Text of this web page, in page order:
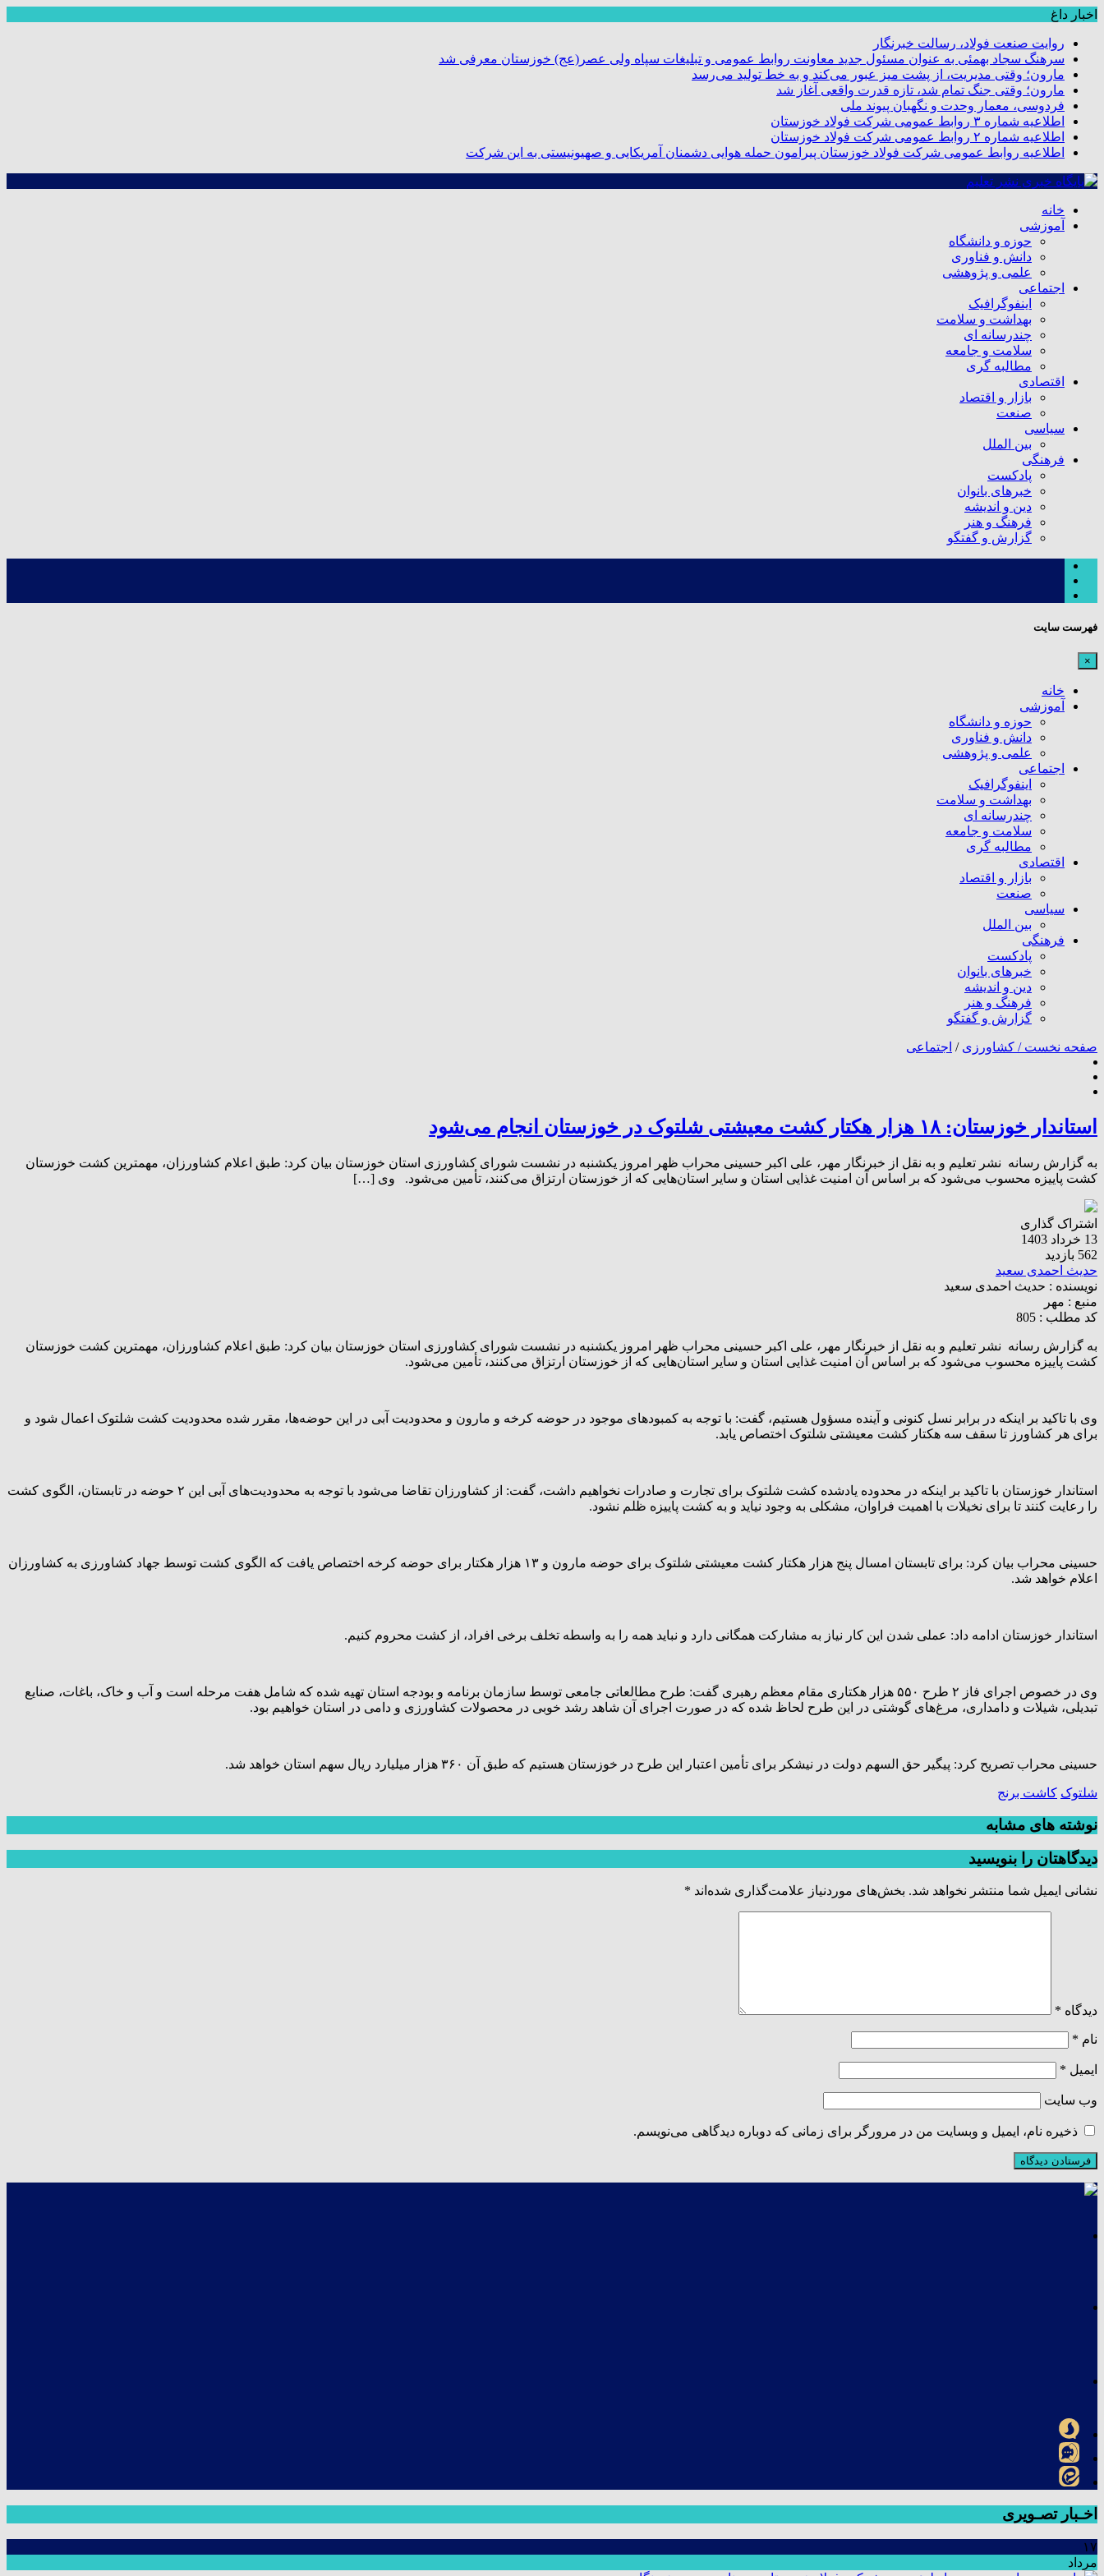
اخبار داغ
روایت صنعت فولاد،‌ رسالت خبرنگار
سرهنگ سجاد بهمئی به عنوان مسئول جدید معاونت روابط عمومی و تبلیغات سپاه ولی عصر(عج) خوزستان معرفی شد
مارون؛ وقتی مدیریت، از پشت میز عبور می‌کند و به خط تولید می‌رسد
مارون؛ وقتی جنگ تمام شد، تازه قدرت واقعی آغاز شد
فردوسی، معمار وحدت و نگهبان پیوند ملی
اطلاعیه شماره ۳ روابط عمومی شرکت فولاد خوزستان
اطلاعیه شماره ۲ روابط عمومی شرکت فولاد خوزستان
اطلاعیه روابط عمومی شرکت فولاد خوزستان پیرامون حمله هوایی دشمنان آمریکایی و صهیونیستی به این شرکت
خانه
آموزشی
حوزه و دانشگاه
دانش و فناوری
علمی و پژوهشی
اجتماعی
اینفوگرافیک
بهداشت و سلامت
چندرسانه ای
سلامت و جامعه
مطالبه گری
اقتصادی
بازار و اقتصاد
صنعت
سیاسی
بین الملل
فرهنگی
پادکست
خبرهای بانوان
دین و اندیشه
فرهنگ و هنر
گزارش و گفتگو
فهرست سایت
×
خانه
آموزشی
حوزه و دانشگاه
دانش و فناوری
علمی و پژوهشی
اجتماعی
اینفوگرافیک
بهداشت و سلامت
چندرسانه ای
سلامت و جامعه
مطالبه گری
اقتصادی
بازار و اقتصاد
صنعت
سیاسی
بین الملل
فرهنگی
پادکست
خبرهای بانوان
دین و اندیشه
فرهنگ و هنر
گزارش و گفتگو
صفحه نخست / کشاورزی / اجتماعی
استاندار خوزستان: ۱۸ هزار هکتار کشت معیشتی شلتوک در خوزستان انجام می‌شود
به گزارش رسانه نشر تعلیم و به نقل از خبرنگار مهر، علی اکبر حسینی محراب ظهر امروز یکشنبه در نشست شورای کشاورزی استان خوزستان بیان کرد: طبق اعلام کشاورزان، مهمترین کشت خوزستان
کشت پاییزه محسوب می‌شود که بر اساس آن امنیت غذایی استان و سایر استان‌هایی که از خوزستان ارتزاق می‌کنند، تأمین می‌شود. وی […]
اشتراک گذاری
13 خرداد 1403
562 بازدید
حدیث احمدی سعید
نویسنده : حدیث احمدی سعید
منبع : مهر
کد مطلب : 805
به گزارش رسانه نشر تعلیم و به نقل از خبرنگار مهر، علی اکبر حسینی محراب ظهر امروز یکشنبه در نشست شورای کشاورزی استان خوزستان بیان کرد: طبق اعلام کشاورزان، مهمترین کشت خوزستان
کشت پاییزه محسوب می‌شود که بر اساس آن امنیت غذایی استان و سایر استان‌هایی که از خوزستان ارتزاق می‌کنند، تأمین می‌شود.
وی با تاکید بر اینکه در برابر نسل کنونی و آینده مسؤول هستیم، گفت: با توجه به کمبودهای موجود در حوضه کرخه و مارون و محدودیت آبی در این حوضه‌ها، مقرر شده محدودیت کشت شلتوک اعمال شود و
برای هر کشاورز تا سقف سه هکتار کشت معیشتی شلتوک اختصاص یابد.
استاندار خوزستان با تاکید بر اینکه در محدوده یادشده کشت شلتوک برای تجارت و صادرات نخواهیم داشت، گفت: از کشاورزان تقاضا می‌شود با توجه به محدودیت‌های آبی این ۲ حوضه در تابستان، الگوی کشت
را رعایت کنند تا برای نخیلات با اهمیت فراوان، مشکلی به وجود نیاید و به کشت پاییزه ظلم نشود.
حسینی محراب بیان کرد: برای تابستان امسال پنج هزار هکتار کشت معیشتی شلتوک برای حوضه مارون و ۱۳ هزار هکتار برای حوضه کرخه اختصاص یافت که الگوی کشت توسط جهاد کشاورزی به کشاورزان
اعلام خواهد شد.
استاندار خوزستان ادامه داد: عملی شدن این کار نیاز به مشارکت همگانی دارد و نباید همه را به واسطه تخلف برخی افراد، از کشت محروم کنیم.
وی در خصوص اجرای فاز ۲ طرح ۵۵۰ هزار هکتاری مقام معظم رهبری گفت: طرح مطالعاتی جامعی توسط سازمان برنامه و بودجه استان تهیه شده که شامل هفت مرحله است و آب و خاک، باغات، صنایع
تبدیلی، شیلات و دامداری، مرغ‌های گوشتی در این طرح لحاظ شده که در صورت اجرای آن شاهد رشد خوبی در محصولات کشاورزی و دامی در استان خواهیم بود.
حسینی محراب تصریح کرد: پیگیر حق السهم دولت در نیشکر برای تأمین اعتبار این طرح در خوزستان هستیم که طبق آن ۳۶۰ هزار میلیارد ریال سهم استان خواهد شد.
شلتوک کاشت برنج
نوشته های مشابه
دیدگاهتان را بنویسید
نشانی ایمیل شما منتشر نخواهد شد. بخش‌های موردنیاز علامت‌گذاری شده‌اند *
دیدگاه *
نام *
ایمیل *
وب‌ سایت
ذخیره نام، ایمیل و وبسایت من در مرورگر برای زمانی که دوباره دیدگاهی می‌نویسم.
اخـبار تصـویری
۱۷
مرداد